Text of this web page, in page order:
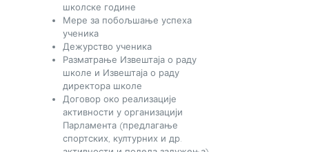
школске године
Мере за побољшање успеха
ученика
Дежурство ученика
Разматрање Извештаја о раду
школе и Извештаја о раду
директора школе
Договор око реализације
активности у организацији
Парламента (предлагање
спортских, културних и др.